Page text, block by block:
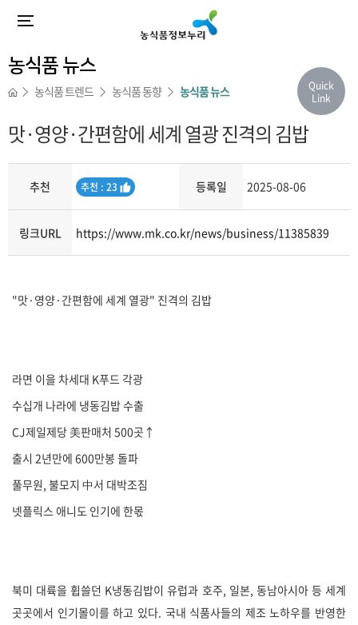
농식품 뉴스
농식품 트렌드 농식품 동향 농식품 뉴스
맛·영양·간편함에 세계 열광 진격의 김밥
추천
추
추천 : 23 등록일 2025-08-06
링크URL https://www.mk.co.kr/news/business/11385839
"맛·영양·간편함에 세계 열광" 진격의 김밥
라면 이을 차세대 K푸드 각광
수십개 나라에 냉동김밥 수출
CJ제일제당 美판매처 500곳↑
출시 2년만에 600만봉 돌파
풀무원, 불모지 中서 대박조짐
넷플릭스 애니도 인기에 한몫
북미 대륙을 휩쓸던 K냉동김밥이 유럽과 호주, 일본, 동남아시아 등 세계
곳곳에서 인기몰이를 하고 있다. 국내 식품사들의 제조 노하우를 반영한
Quick
Link